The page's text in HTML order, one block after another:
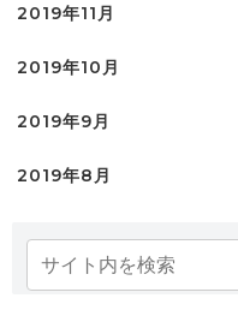
2019年11月
2019年10月
2019年9月
2019年8月
カテゴリー